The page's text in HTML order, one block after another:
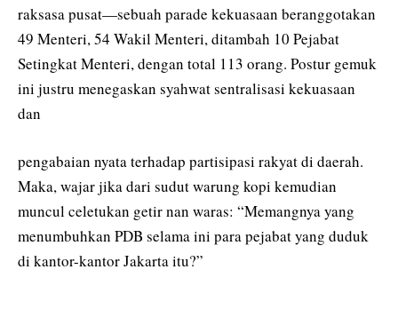
raksasa pusat—sebuah parade kekuasaan beranggotakan
49 Menteri, 54 Wakil Menteri, ditambah 10 Pejabat
Setingkat Menteri, dengan total 113 orang. Postur gemuk
ini justru menegaskan syahwat sentralisasi kekuasaan
dan
pengabaian nyata terhadap partisipasi rakyat di daerah.
Maka, wajar jika dari sudut warung kopi kemudian
muncul celetukan getir nan waras: “Memangnya yang
menumbuhkan PDB selama ini para pejabat yang duduk
di kantor-kantor Jakarta itu?”